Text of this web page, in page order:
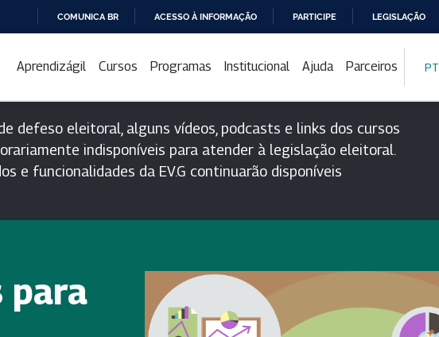
PARA
CONTEÚDO
COMUNICA BR ACESSO À INFORMAÇÃO PARTICIPE LEGISLAÇÃO
Aprendizágil Cursos Programas Institucional Ajuda Parceiros PT
defeso eleitoral, alguns vídeos, podcasts e links dos cursos
indisponíveis para atender à legislação eleitoral.
e funcionalidades da EV.G continuarão disponíveis
para